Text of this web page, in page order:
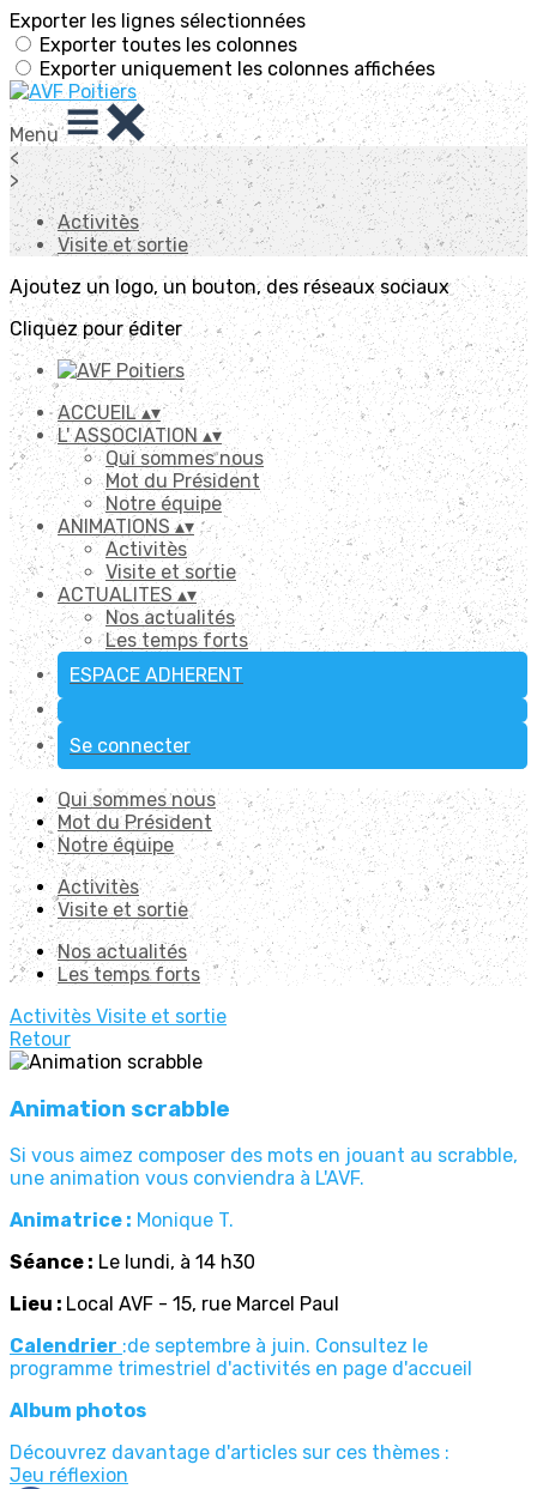
Exporter les lignes sélectionnées
Exporter toutes les colonnes
Exporter uniquement les colonnes affichées
Menu
<
>
Activitès
Visite et sortie
Ajoutez un logo, un bouton, des réseaux sociaux
Cliquez pour éditer
ACCUEIL▴▾
L' ASSOCIATION▴▾
Qui sommes nous
Mot du Président
Notre équipe
ANIMATIONS▴▾
Activitès
Visite et sortie
ACTUALITES ▴▾
Nos actualités
Les temps forts
ESPACE ADHERENT
Se connecter
Qui sommes nous
Mot du Président
Notre équipe
Activitès
Visite et sortie
Nos actualités
Les temps forts
Activitès Visite et sortie
Retour
Animation scrabble
Si vous aimez composer des mots en jouant au scrabble,
une animation vous conviendra à L'AVF.
Animatrice : Monique T.
Séance : Le lundi, à 14 h30
Lieu : Local AVF - 15, rue Marcel Paul
Calendrier :de septembre à juin. Consultez le
programme trimestriel d'activités en page d'accueil
Album photos
Découvrez davantage d'articles sur ces thèmes :
Jeu réflexion